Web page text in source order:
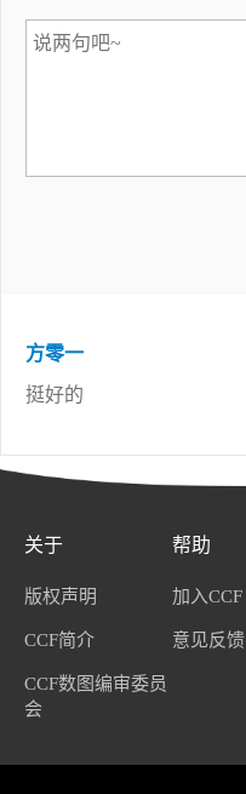
方零一
挺好的
关于
版权声明
CCF简介
CCF数图编审委员
会
帮助
加入CCF
意见反馈